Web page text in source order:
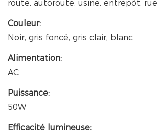
route, autoroute, usine, entrepôt, rue
Couleur:
Noir, gris foncé, gris clair, blanc
Alimentation:
AC
Puissance:
50W
Efficacité lumineuse: